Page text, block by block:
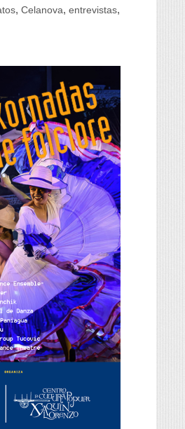
, Celanova, entrevistas,